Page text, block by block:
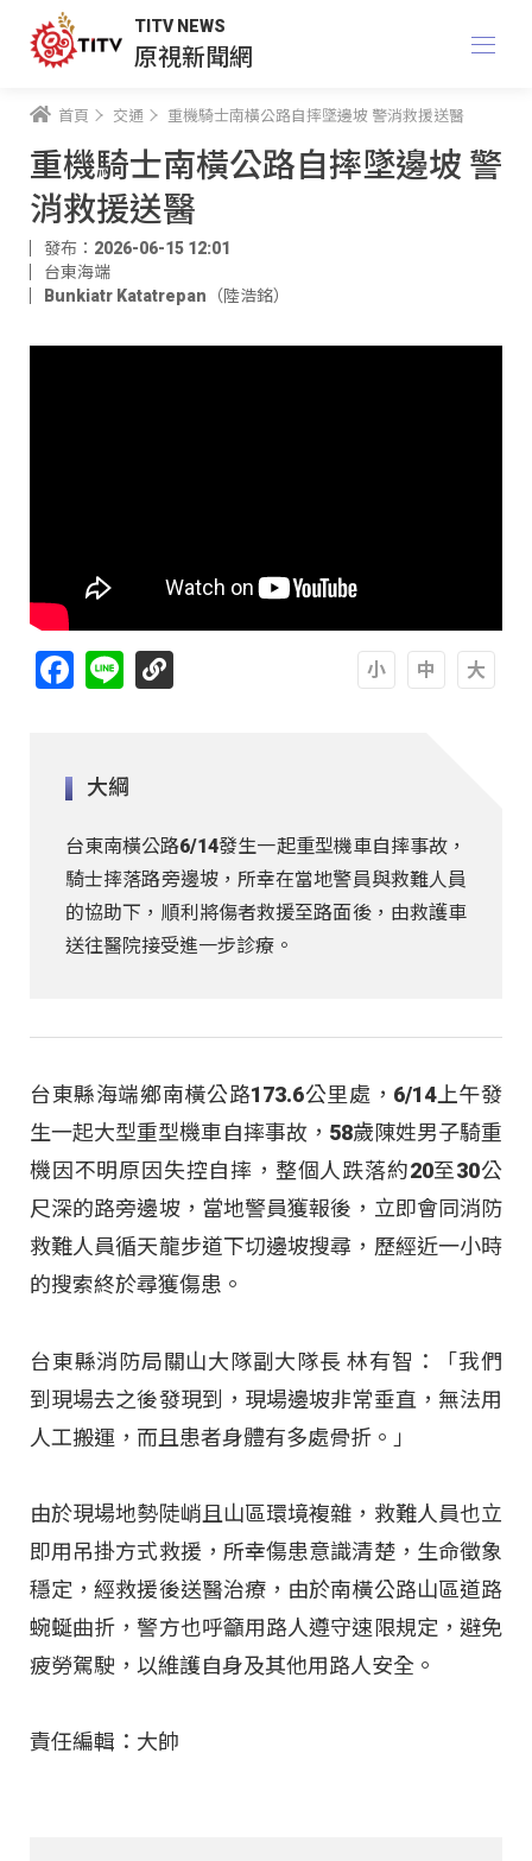
TITV NEWS
原視新聞網
首頁 交通 重機騎士南橫公路自摔墜邊坡 警消救援送醫
重機騎士南橫公路自摔墜邊坡 警
消救援送醫
發布：2026-06-15 12:01
台東海端
Bunkiatr Katatrepan（陸浩銘）
Facebook
Line
大綱
台東南橫公路6/14發生一起重型機車自摔事故，
騎士摔落路旁邊坡，所幸在當地警員與救難人員
的協助下，順利將傷者救援至路面後，由救護車
送往醫院接受進一步診療。
台東縣海端鄉南橫公路173.6公里處，6/14上午發
生一起大型重型機車自摔事故，58歲陳姓男子騎重
機因不明原因失控自摔，整個人跌落約20至30公
尺深的路旁邊坡，當地警員獲報後，立即會同消防
救難人員循天龍步道下切邊坡搜尋，歷經近一小時
的搜索終於尋獲傷患。
台東縣消防局關山大隊副大隊長 林有智：「我們
到現場去之後發現到，現場邊坡非常垂直，無法用
人工搬運，而且患者身體有多處骨折。」
由於現場地勢陡峭且山區環境複雜，救難人員也立
即用吊掛方式救援，所幸傷患意識清楚，生命徵象
穩定，經救援後送醫治療，由於南橫公路山區道路
蜿蜒曲折，警方也呼籲用路人遵守速限規定，避免
疲勞駕駛，以維護自身及其他用路人安全。
責任編輯：大帥